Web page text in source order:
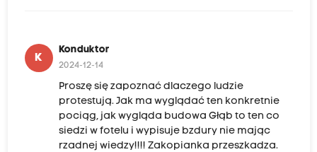
K
Konduktor
2024-12-14
Proszę się zapoznać dlaczego ludzie
protestują. Jak ma wyglądać ten konkretnie
pociąg, jak wygląda budowa Głąb to ten co
siedzi w fotelu i wypisuje bzdury nie mając
rzadnej wiedzy!!!! Zakopianka przeszkadza.